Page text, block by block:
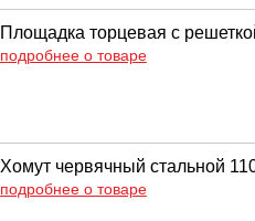
Площадка торцевая с
подробнее о товаре
Хомут червячный стальной
подробнее о товаре